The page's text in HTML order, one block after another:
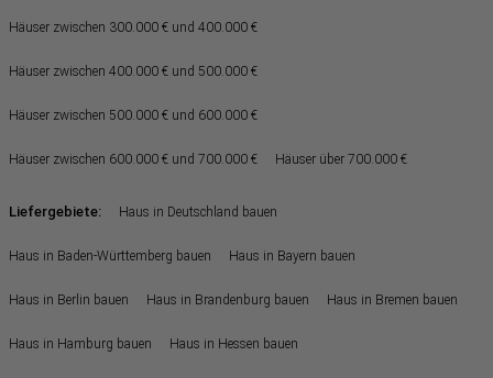
Häuser zwischen 300.000 € und 400.000 €
Häuser zwischen 400.000 € und 500.000 €
Häuser zwischen 500.000 € und 600.000 €
Häuser zwischen 600.000 € und 700.000 € Häuser über 700.000 €
Liefergebiete: Haus in Deutschland bauen
Haus in Baden-Württemberg bauen Haus in Bayern bauen
Haus in Berlin bauen Haus in Brandenburg bauen Haus in Bremen bauen
Haus in Hamburg bauen Haus in Hessen bauen